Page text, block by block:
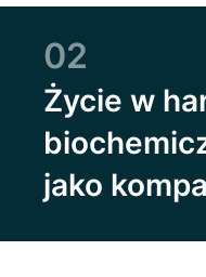
02
Życie w
jako